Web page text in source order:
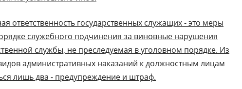
ответственность государственных служащих - это меры
служебного подчинения за виновные нарушения
службы, не преследуемая в уголовном порядке. Из
административных наказаний к должностным лицам
лишь два - предупреждение и штраф.